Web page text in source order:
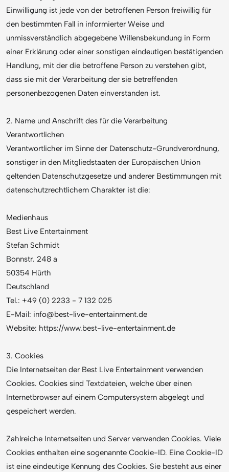
Einwilligung ist jede von der betroffenen Person freiwillig für
den bestimmten Fall in informierter Weise und
unmissverständlich abgegebene Willensbekundung in Form
einer Erklärung oder einer sonstigen eindeutigen bestätigenden
Handlung, mit der die betroffene Person zu verstehen gibt,
dass sie mit der Verarbeitung der sie betreffenden
personenbezogenen Daten einverstanden ist.
2. Name und Anschrift des für die Verarbeitung
Verantwortlichen
Verantwortlicher im Sinne der Datenschutz-Grundverordnung,
sonstiger in den Mitgliedstaaten der Europäischen Union
geltenden Datenschutzgesetze und anderer Bestimmungen mit
datenschutzrechtlichem Charakter ist die:
Medienhaus
Best Live Entertainment
Stefan Schmidt
Bonnstr. 248 a
50354 Hürth
Deutschland
Tel.: +49 (0) 2233 - 7 132 025
E-Mail: info@best-live-entertainment.de
Website: https://www.best-live-entertainment.de
3. Cookies
Die Internetseiten der Best Live Entertainment verwenden
Cookies. Cookies sind Textdateien, welche über einen
Internetbrowser auf einem Computersystem abgelegt und
gespeichert werden.
Zahlreiche Internetseiten und Server verwenden Cookies. Viele
Cookies enthalten eine sogenannte Cookie-ID. Eine Cookie-ID
ist eine eindeutige Kennung des Cookies. Sie besteht aus einer